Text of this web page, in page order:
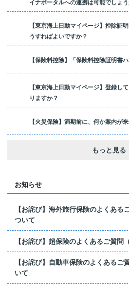
イナポータルへの連携は可能でしょう
【東京海上日動マイページ】控除証
うすればよいですか？
【保険料控除】「保険料控除証明書
【東京海上日動マイページ】登録し
りますか？
【火災保険】満期前に、何か案内が
もっと見る
お知らせ
【お詫び】海外旅行保険のよくある
ついて
【お詫び】超保険のよくあるご質問
【お詫び】自動車保険のよくあるご
いて